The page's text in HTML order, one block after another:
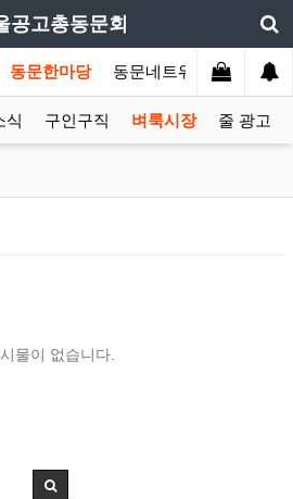
공고총동문회
동문한마당 동문네트워크 커뮤니
식 구인구직 벼룩시장 줄 광고
물이 없습니다.